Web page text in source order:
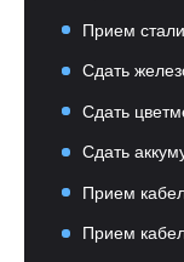
Прием стали
Сдать
Сдать
Сдать
Прием
Прием